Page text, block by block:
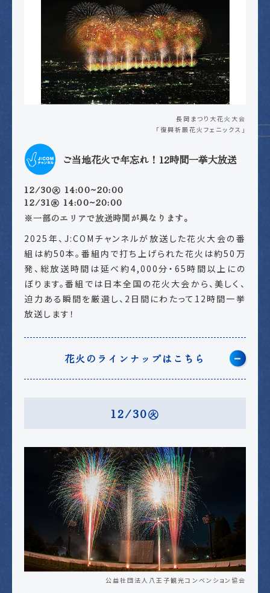
長岡まつり大花火大会
「復興祈願花火フェニックス」
ご当地花火で年忘れ！12時間一挙大放送
12/30㊋ 14:00~20:00
12/31㊌ 14:00~20:00
※一部のエリアで放送時間が異なります。
2025年、J:COMチャンネルが放送した花火大会の番
組は約50本。番組内で打ち上げられた花火は約50万
発、総放送時間は延べ約4,000分・65時間以上にの
ぼります。番組では日本全国の花火大会から、美しく、
迫力ある瞬間を厳選し、2日間にわたって12時間一挙
放送します！
花火のラインナップはこちら
12/30㊋
公益社団法人八王子観光コンベンション協会